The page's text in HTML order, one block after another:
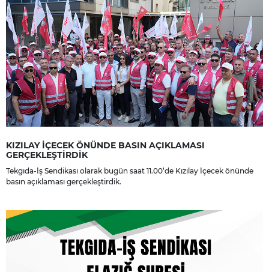
KIZILAY İÇECEK ÖNÜNDE BASIN AÇIKLAMASI
GERÇEKLEŞTİRDİK
Tekgıda-İş Sendikası olarak bugün saat 11.00’de Kızılay İçecek önünde
basın açıklaması gerçekleştirdik.